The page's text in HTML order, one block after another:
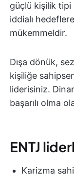
güçlü kişilik tipi
iddialı
mükemmeldir.
Dışa dönük,
kişiliğe
liderisiniz.
başarılı olma
ENTJ
Karizma